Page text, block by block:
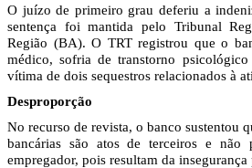
O juízo de primeiro grau deferiu a
sentença foi mantida pelo Tribunal
Região (BA). O TRT registrou que o
médico, sofria de transtorno
vítima de dois sequestros relacionados à
Desproporção
No recurso de revista, o banco sustentou
bancárias são atos de terceiros e não
empregador, pois resultam da insegurança